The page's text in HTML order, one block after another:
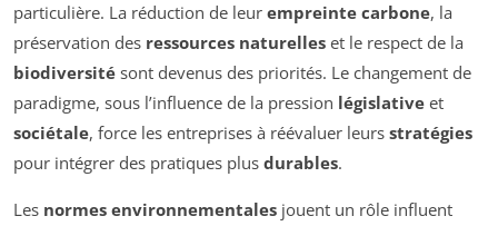
particulière. La réduction de leur empreinte carbone, la
préservation des ressources naturelles et le respect de la
biodiversité sont devenus des priorités. Le changement de
paradigme, sous l’influence de la pression législative et
sociétale, force les entreprises à réévaluer leurs stratégies
pour intégrer des pratiques plus durables.
Les normes environnementales jouent un rôle influent